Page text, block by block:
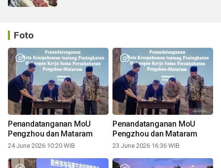
Foto
Penandatanganan MoU
Pengzhou dan Mataram
24 June 2026 10:20 WIB
Penandatanganan MoU
Pengzhou dan Mataram
23 June 2026 16:36 WIB